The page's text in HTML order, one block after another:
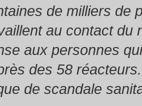
de milliers de
au contact du
aux personnes
des 58
de scandale